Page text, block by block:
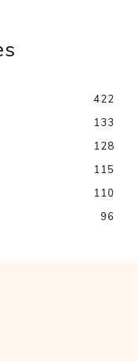
422
133
128
115
110
96